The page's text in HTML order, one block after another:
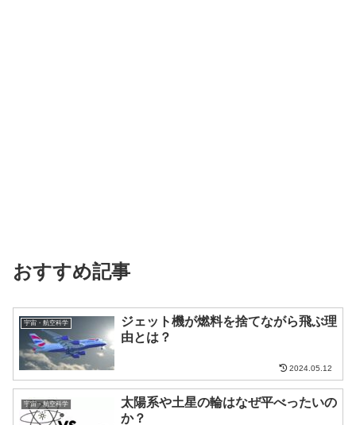
おすすめ記事
宇宙・航空科学
ジェット機が燃料を捨てながら飛ぶ理
由とは？
2024.05.12
宇宙・航空科学
太陽系や土星の輪はなぜ平べったいの
か？